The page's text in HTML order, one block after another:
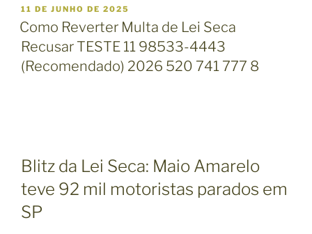
P
U
B
L
I
C
11 DE JUNHO DE 2025
Como Reverter Multa de Lei Seca
Recusar TESTE 11 98533-4443
(Recomendado) 2026 520 741 777 8
Blitz da Lei Seca: Maio Amarelo
teve 92 mil motoristas parados em
SP